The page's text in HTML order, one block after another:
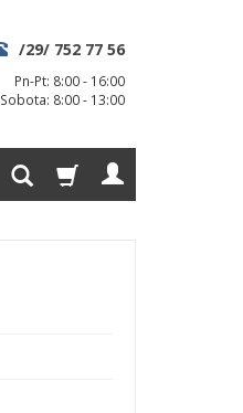
/29/ 752 77 56
Pn-Pt: 8:00 - 16:00
Sobota: 8:00 - 13:00